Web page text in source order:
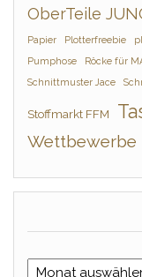
OberTeile
Papier Plotterfreebie
Pumphose
Röcke für
Schnittmuster Jace
Stoffmarkt FFM
Wettbewerbe
Archives